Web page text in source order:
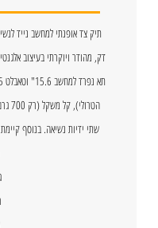
דק, מהודר ויוקרתי בעיצוב
שתי ידיות נשיאה. בנוסף